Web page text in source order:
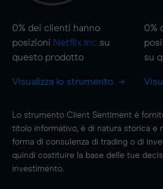
0% dei clienti hanno
posizioni Netflix Inc su
questo prodotto
Visualizza lo strumento
0%
su
Lo strumento Client Sentiment è
titolo informativo, è di natura storica e
forma di consulenza di trading o di
quindi costituire la base delle tue
investimento.